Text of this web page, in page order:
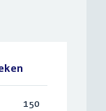
150